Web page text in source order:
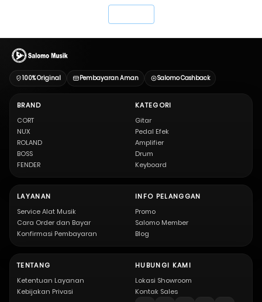
100% Original Pembayaran Aman Salomo Cashback
BRAND
CORT
NUX
ROLAND
BOSS
FENDER
KATEGORI
Gitar
Pedal Efek
Amplifier
Drum
Keyboard
LAYANAN
Service Alat Musik
Cara Order dan Bayar
Konfirmasi Pembayaran
INFO PELANGGAN
Promo
Salomo Member
Blog
TENTANG
Ketentuan Layanan
Kebijakan Privasi
HUBUNGI KAMI
Lokasi Showroom
Kontak Sales